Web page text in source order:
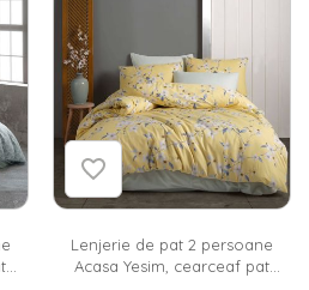
Lenjerie de pat 2 persoane
Acasa Yesim, cearceaf pat